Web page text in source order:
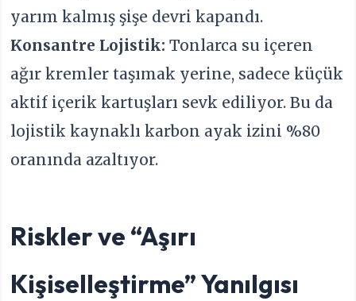
yarım kalmış şişe devri kapandı.
Konsantre Lojistik: Tonlarca su içeren
ağır kremler taşımak yerine, sadece küçük
aktif içerik kartuşları sevk ediliyor. Bu da
lojistik kaynaklı karbon ayak izini %80
oranında azaltıyor.
Riskler ve “Aşırı
Kişiselleştirme” Yanılgısı